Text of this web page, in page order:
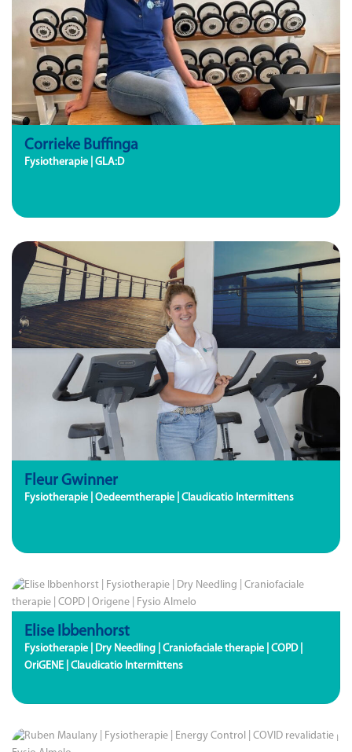
Corrieke Buffinga
Fysiotherapie | GLA:D
Fleur Gwinner
Fysiotherapie | Oedeemtherapie | Claudicatio Intermittens
Elise Ibbenhorst
Fysiotherapie | Dry Needling | Craniofaciale therapie | COPD |
OriGENE | Claudicatio Intermittens